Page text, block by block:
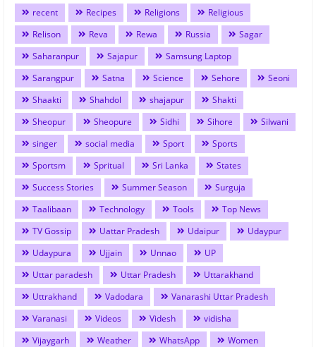
recent
Recipes Religions
Religious
Relison
Reva Rewa Russia
Sagar
Saharanpur
Sajapur
Samsung Laptop
Sarangpur
Satna Science Sehore
Seoni
Shaakti
Shahdol shajapur
Shakti
Sheopur
Sheopure Sidhi Sihore
Silwani
singer
social media Sport
Sports
Sportsm
Spritual Sri Lanka
States
Success Stories
Summer Season
Surguja
Taalibaan
Technology Tools
Top News
TV Gossip
Uattar Pradesh Udaipur
Udaypur
Udaypura
Ujjain Unnao
UP
Uttar paradesh
Uttar Pradesh
Uttarakhand
Uttrakhand
Vadodara
Vanarashi Uttar Pradesh
Varanasi
Videos Videsh
vidisha
Vijaygarh
Weather WhatsApp
Women